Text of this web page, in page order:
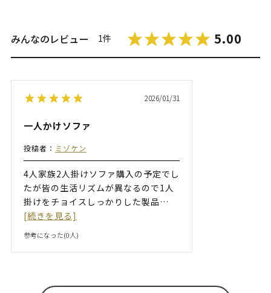
みんなのレビュー 1件 5.00
2026/01/31
一人かけソファ
投稿者： ミゾケン
4人家族2人掛けソファ購入の予定でし
たが皆の生活リズムが異なるので1人
掛けをチョイスしっかりした製品…
[続きを見る]
参考になった(0人)